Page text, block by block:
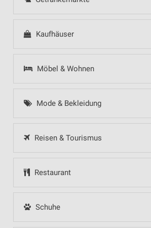
Kaufhäuser
Möbel & Wohnen
Mode & Bekleidung
Reisen & Tourismus
Restaurant
Schuhe